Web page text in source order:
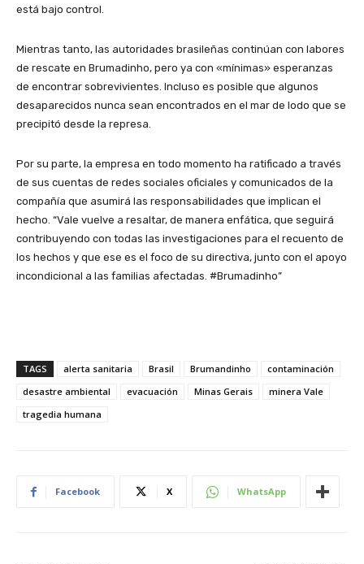
está bajo control.
Mientras tanto, las autoridades brasileñas continúan con labores
de rescate en Brumadinho, pero ya con «mínimas» esperanzas
de encontrar sobrevivientes. Incluso es posible que algunos
desaparecidos nunca sean encontrados en el mar de lodo que se
precipitó desde la represa.
Por su parte, la empresa en todo momento ha ratificado a través
de sus cuentas de redes sociales oficiales y comunicados de la
compañía que asumirá las responsabilidades que implican el
hecho. “Vale vuelve a resaltar, de manera enfática, que seguirá
contribuyendo con todas las investigaciones para el recuento de
los hechos y que ese es el foco de su directiva, junto con el apoyo
incondicional a las familias afectadas. #Brumadinho”
TAGS alerta sanitaria Brasil Brumandinho
contaminación
desastre ambiental
evacuación Minas Gerais
minera Vale
tragedia humana
Facebook X WhatsApp